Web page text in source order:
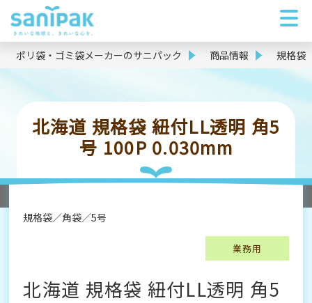
ポリ袋・ゴミ袋メーカーのサニパック 商品情報 規格袋
北海道 規格袋 紐付LL透明 角5
号 100P 0.030mm
規格袋 角袋 5号
業務用
北海道 規格袋 紐付LL透明 角5